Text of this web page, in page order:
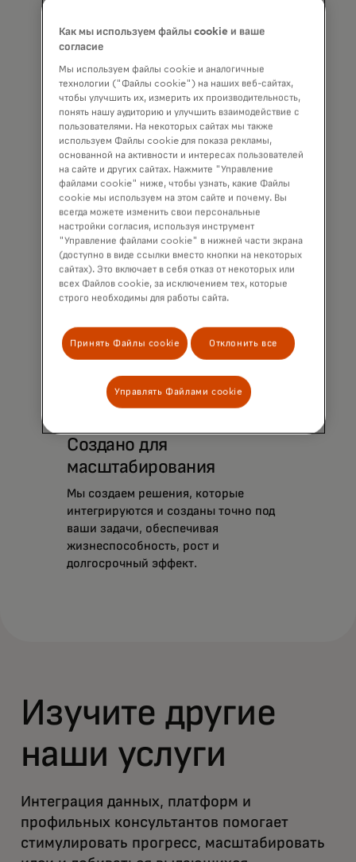
Подход, ориентированный
на пользователя
Мы начинаем с людей — каждое наше
решение основано на запросах
пользователей, протестировано в
реальных рыночных условиях и
разработано для максимального
результата.
Создано для
масштабирования
Мы создаем решения, которые
интегрируются и созданы точно под
ваши задачи, обеспечивая
жизнеспособность, рост и
долгосрочный эффект.
Изучите другие
наши услуги
Интеграция данных, платформ и
профильных консультантов помогает
стимулировать прогресс, масштабировать
Как мы используем файлы cookie и ваше
согласие
Мы используем файлы cookie и аналогичные
технологии ("Файлы cookie") на наших веб-сайтах,
чтобы улучшить их, измерить их производительность,
понять нашу аудиторию и улучшить взаимодействие с
пользователями. На некоторых сайтах мы также
используем Файлы cookie для показа рекламы,
основанной на активности и интересах пользователей
на сайте и других сайтах. Нажмите "Управление
файлами cookie" ниже, чтобы узнать, какие Файлы
cookie мы используем на этом сайте и почему. Вы
всегда можете изменить свои персональные
настройки согласия, используя инструмент
"Управление файлами cookie" в нижней части экрана
(доступно в виде ссылки вместо кнопки на некоторых
сайтах). Это включает в себя отказ от некоторых или
всех Файлов cookie, за исключением тех, которые
строго необходимы для работы сайта.
Принять Файлы cookie Отклонить все
Управлять Файлами cookie